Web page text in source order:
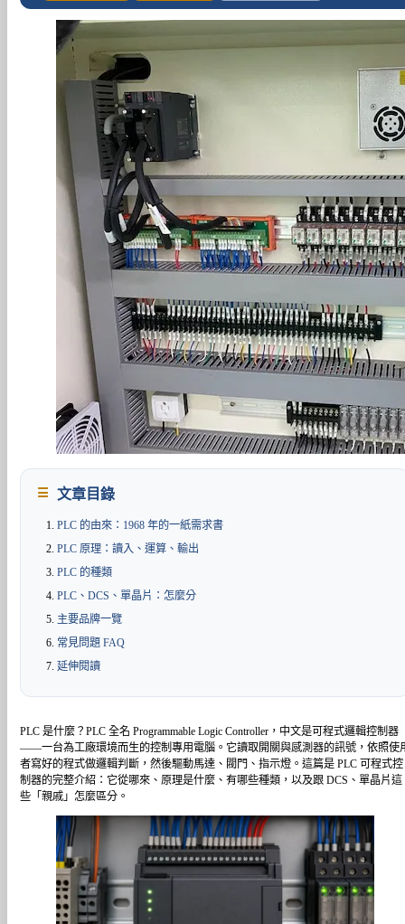
文章目錄
PLC 的由來：1968 年的一紙需求書
PLC 原理：讀入、運算、輸出
PLC 的種類
PLC、DCS、單晶片：怎麼分
主要品牌一覽
常見問題 FAQ
延伸閱讀
PLC 是什麼？PLC 全名 Programmable Logic Controller，中文是可程式邏輯控制器
——一台為工廠環境而生的控制專用電腦。它讀取開關與感測器的訊號，依照使
者寫好的程式做邏輯判斷，然後驅動馬達、閥門、指示燈。這篇是 PLC 可程式控
制器的完整介紹：它從哪來、原理是什麼、有哪些種類，以及跟 DCS、單晶片這
些「親戚」怎麼區分。